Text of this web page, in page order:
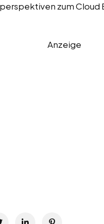
zum Cloud
Anzeige